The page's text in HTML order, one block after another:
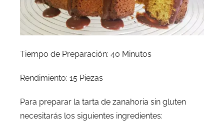
Tiempo de Preparación: 40 Minutos
Rendimiento: 15 Piezas
Para preparar la tarta de zanahoria sin gluten
necesitarás los siguientes ingredientes: